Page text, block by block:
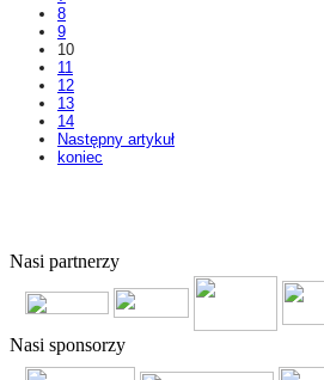
8
9
10
11
12
13
14
Następny artykuł
koniec
Nasi partnerzy
Nasi sponsorzy